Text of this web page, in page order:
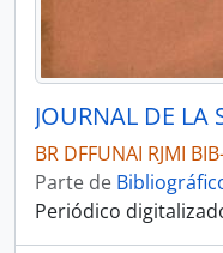
BR DFFUNAI RJMI
Parte de
Periódico